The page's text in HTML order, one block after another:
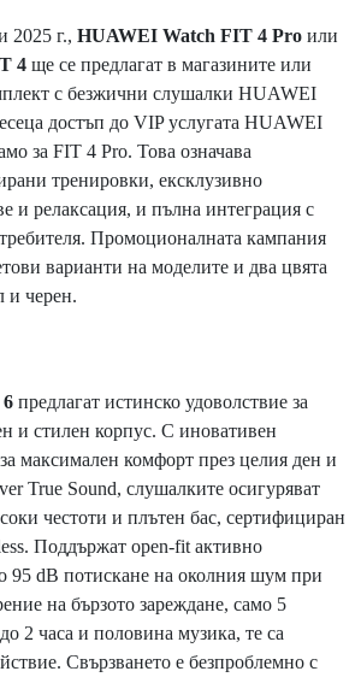
2025 г., HUAWEI Watch FIT 4 Pro или
4 ще се предлагат в магазините или
с безжични слушалки HUAWEI
достъп до VIP услугата HUAWEI
за FIT 4 Pro. Това означава
тренировки, ексклузивно
и релаксация, и пълна интеграция с
Промоционалната кампания
варианти на моделите и два цвята
и черен.
предлагат истинско удоволствие за
и стилен корпус. С иновативен
максимален комфорт през целия ден и
True Sound, слушалките осигуряват
честоти и плътен бас, сертифициран
Поддържат open-fit активно
95 dB потискане на околния шум при
на бързото зареждане, само 5
2 часа и половина музика, те са
Свързването е безпроблемно с